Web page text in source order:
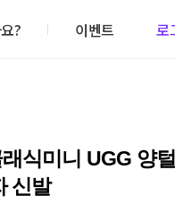
? 이벤트 로
식미니 UGG 양
신발